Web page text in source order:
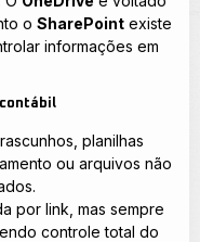
o SharePoint existe
informações em
planilhas
ou arquivos não
por link, mas sempre
controle total do